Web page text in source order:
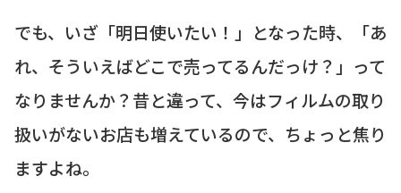
でも、いざ「明日使いたい！」となった時、「あ
れ、そういえばどこで売ってるんだっけ？」って
なりませんか？昔と違って、今はフィルムの取り
扱いがないお店も増えているので、ちょっと焦り
ますよね。